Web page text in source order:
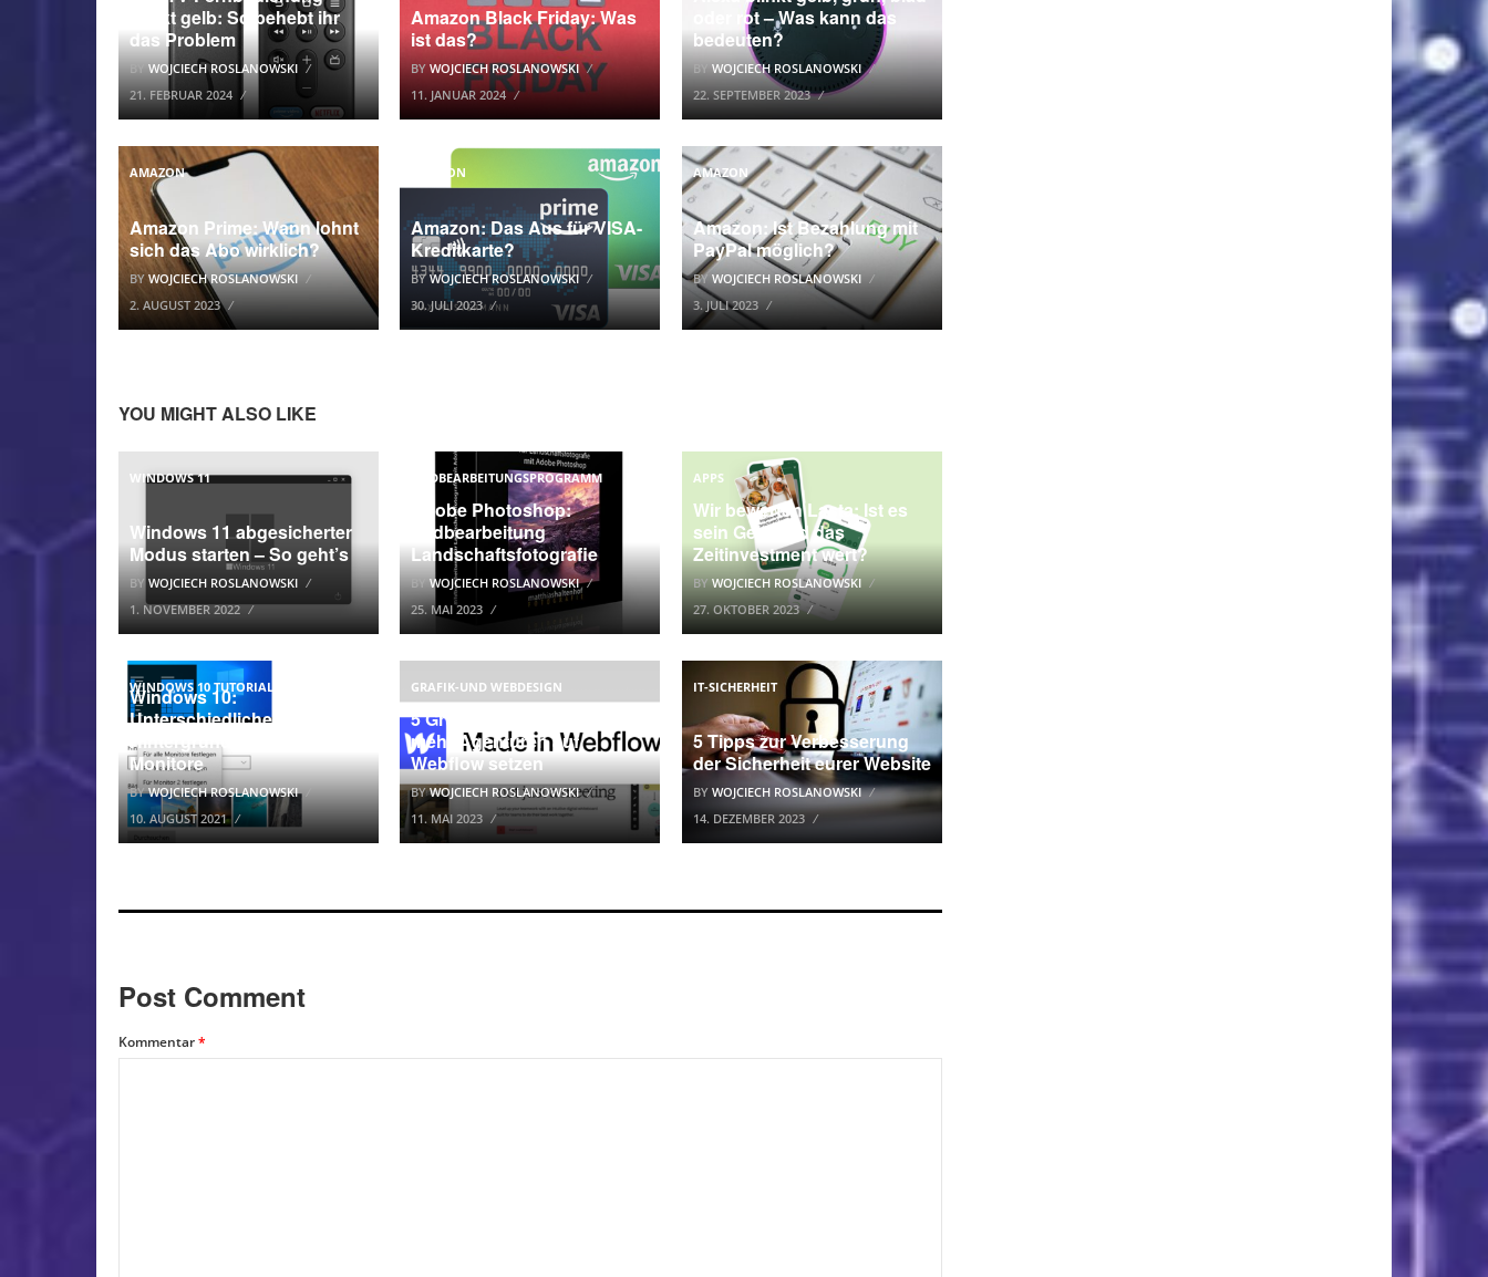
blinkt gelb: So behebt ihr
das Problem
BYWOJCIECH ROSLANOWSKI
21. FEBRUAR 2024
Amazon Black Friday: Was
ist das?
BYWOJCIECH ROSLANOWSKI
11. JANUAR 2024
oder rot – Was kann das
bedeuten?
BYWOJCIECH ROSLANOWSKI
22. SEPTEMBER 2023
AMAZON
Amazon Prime: Wann lohnt
sich das Abo wirklich?
BYWOJCIECH ROSLANOWSKI
2. AUGUST 2023
AMAZON
Amazon: Das Aus für VISA-
Kreditkarte?
BYWOJCIECH ROSLANOWSKI
30. JULI 2023
AMAZON
Amazon: Ist Bezahlung mit
PayPal möglich?
BYWOJCIECH ROSLANOWSKI
3. JULI 2023
YOU MIGHT ALSO LIKE
WINDOWS 11
Windows 11 abgesicherter
Modus starten – So geht’s
BY WOJCIECH ROSLANOWSKI
1. NOVEMBER 2022
BILDBEARBEITUNGSPROGRAMM
Adobe Photoshop:
Bildbearbeitung
Landschaftsfotografie
BYWOJCIECH ROSLANOWSKI
25. MAI 2023
APPS
Wir bewerten Lasta: Ist es
sein Geld und das
Zeitinvestment wert?
BY WOJCIECH ROSLANOWSKI
27. OKTOBER 2023
WINDOWS 10 TUTORIAL
Windows 10:
Unterschiedliche
Hintergrundbilder 2
Monitore
BYWOJCIECH ROSLANOWSKI
10. AUGUST 2021
GRAFIK-UND WEBDESIGN
5 Gründe, warum immer
mehr Agenturen auf
Webflow setzen
BYWOJCIECH ROSLANOWSKI
11. MAI 2023
IT-SICHERHEIT
5 Tipps zur Verbesserung
der Sicherheit eurer Website
BY WOJCIECH ROSLANOWSKI
14. DEZEMBER 2023
Post Comment
Kommentar*